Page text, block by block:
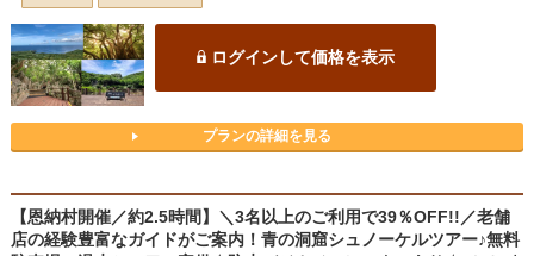
ログインして価格を表示
プランの詳細を見る
【恩納村開催／約2.5時間】＼3名以上のご利用で39％OFF!!／老舗
店の経験豊富なガイドがご案内！青の洞窟シュノーケルツアー♪無料